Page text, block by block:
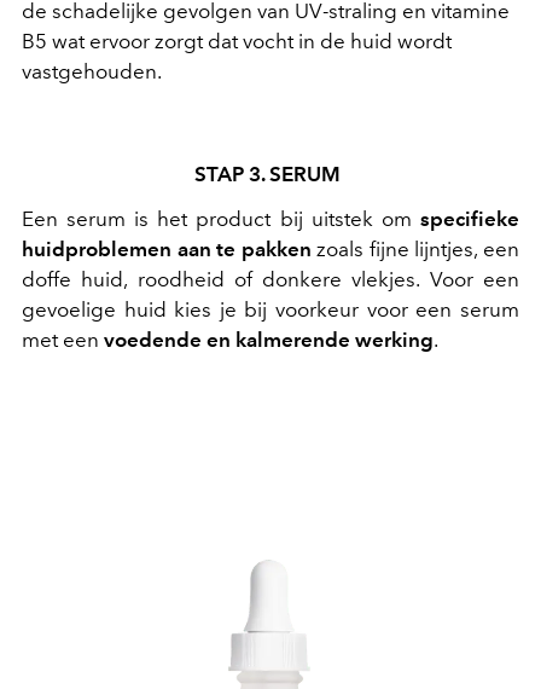
de schadelijke gevolgen van UV-straling en vitamine
B5 wat ervoor zorgt dat vocht in de huid wordt
vastgehouden.
STAP 3. SERUM
Een serum is het product bij uitstek om specifieke
huidproblemen aan te pakken zoals fijne lijntjes, een
doffe huid, roodheid of donkere vlekjes. Voor een
gevoelige huid kies je bij voorkeur voor een serum
met een voedende en kalmerende werking.